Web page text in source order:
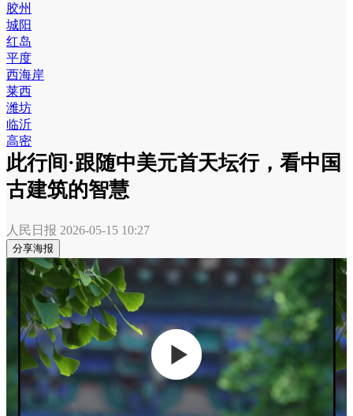
胶州
城阳
红岛
平度
西海岸
莱西
潍坊
临沂
高密
此行间·跟随中美元首天坛行，看中国
古建筑的智慧
人民日报 2026-05-15 10:27
分享海报